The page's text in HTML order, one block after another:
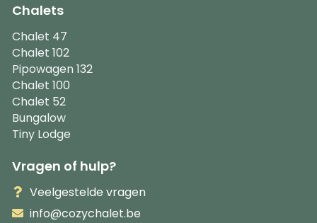
Chalets
Chalet 47
Chalet 102
Pipowagen 132
Chalet 100
Chalet 52
Bungalow
Tiny Lodge
Vragen of hulp?
Veelgestelde vragen
info@cozychalet.be